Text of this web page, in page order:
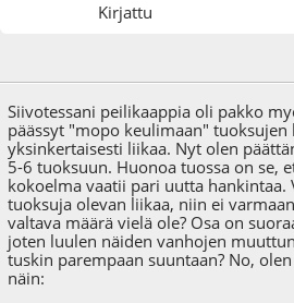
Kirjattu
Siivotessani peilikaappia oli pakko
päässyt "mopo keulimaan" tuoksujen
yksinkertaisesti liikaa. Nyt olen
5-6 tuoksuun. Huonoa tuossa on se,
kokoelma vaatii pari uutta hankintaa.
tuoksuja olevan liikaa, niin ei
valtava määrä vielä ole? Osa on
joten luulen näiden vanhojen
tuskin parempaan suuntaan? No,
näin: